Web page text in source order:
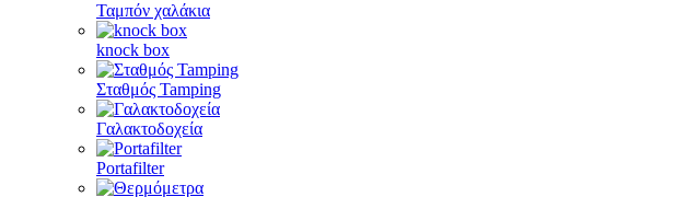
Ταμπόν χαλάκια
knock box
Σταθμός Tamping
Γαλακτοδοχεία
Portafilter